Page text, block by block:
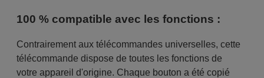
100 % compatible avec les fonctions :
Contrairement aux télécommandes universelles, cette
télécommande dispose de toutes les fonctions de
votre appareil d'origine. Chaque bouton a été copié